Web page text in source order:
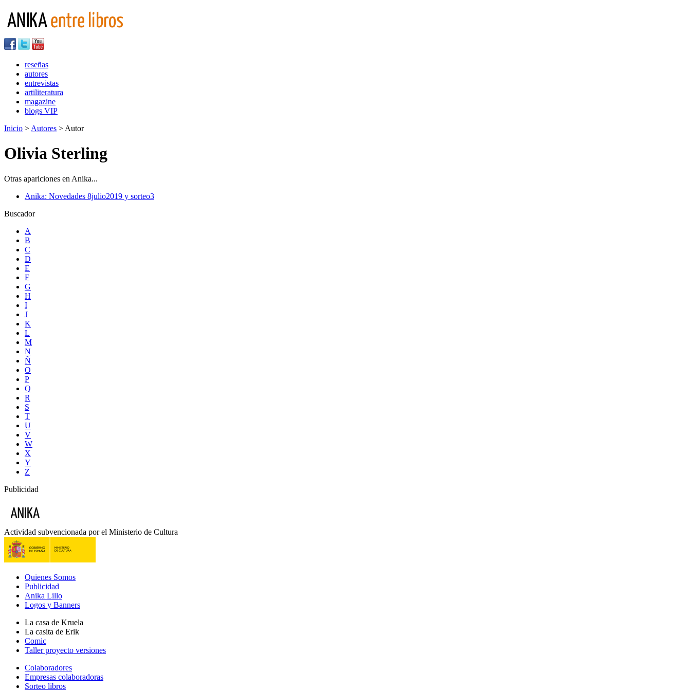
reseñas
autores
entrevistas
artiliteratura
magazine
blogs VIP
Inicio > Autores > Autor
Olivia Sterling
Otras apariciones en Anika...
Anika: Novedades 8julio2019 y sorteo3
Buscador
A
B
C
D
E
F
G
H
I
J
K
L
M
N
Ñ
O
P
Q
R
S
T
U
V
W
X
Y
Z
Publicidad
Actividad subvencionada por el Ministerio de Cultura
Quienes Somos
Publicidad
Anika Lillo
Logos y Banners
La casa de Kruela
La casita de Erik
Comic
Taller proyecto versiones
Colaboradores
Empresas colaboradoras
Sorteo libros